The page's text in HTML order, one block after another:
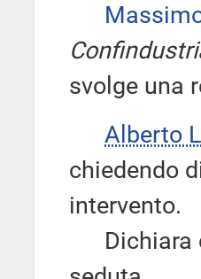
svolge una
Alberto
chiedendo
intervento.
Dichiara